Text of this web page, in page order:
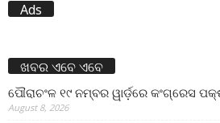
Ads
ଖବର ଏବେ ଏବେ
ପୌରାଚଂଳ ୧୯ ନମ୍ବର ୱାର୍ଡ଼ରେ କଂଗ୍ରେସ
August 8, 2026